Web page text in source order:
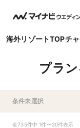
海外リゾートTOPチ
プラン
条件未選択
全735件中 1件〜20件表示